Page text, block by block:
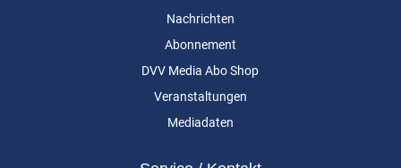
Nachrichten
Abonnement
DVV Media Abo Shop
Veranstaltungen
Mediadaten